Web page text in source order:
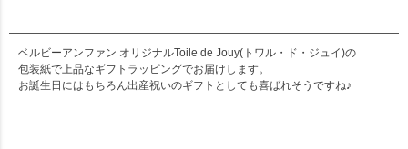
ベルビーアンファン オリジナルToile de Jouy(トワル・ド・ジュイ)の
包装紙で上品なギフトラッピングでお届けします。
お誕生日にはもちろん出産祝いのギフトとしても喜ばれそうですね♪